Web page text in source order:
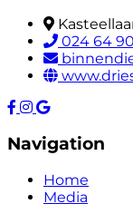
024 64
Navigation
Home
Media